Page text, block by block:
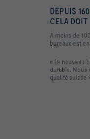
DEPUIS
CELA DOIT
À moins de
bureaux est
« Le nouveau
durable. Nous
qualité suisse